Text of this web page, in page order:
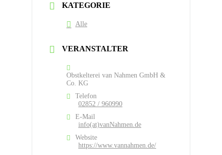
KATEGORIE
Alle
VERANSTALTER
Obstkelterei van Nahmen GmbH &
Co. KG
Telefon
02852 / 960990
E-Mail
info(at)vanNahmen.de
Website
https://www.vannahmen.de/